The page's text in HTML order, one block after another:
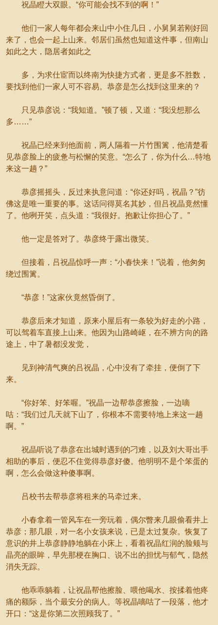
祝晶瞪大双眼。“你可能会找不到的啊！”
他们一家人每年都会来山中小住几日，小舅舅若刚好回
来了，也会一起上山来。邻居们虽然也知道这件事，但南山
如此之大，隐居者如此之
多，为求仕宦而以终南为快捷方式者，更是多不胜数，
要找到他们一家人可不容易。恭彦是怎么找到这里来的？
只见恭彦说：“我知道。”顿了顿，又道：“我没想那么
多……”
祝晶已经来到他面前，两人隔着一片竹围篱，他清楚看
见恭彦脸上的疲惫与松懈的笑意。“怎么了，你为什么…特地
来这一趟？”
恭彦摇摇头，反过来执意问道：“你还好吗，祝晶？”彷
佛这是唯一重要的事。这话问得莫名其妙，但吕祝晶竟然懂
了。他咧开笑，点头道：“我很好。抱歉让你担心了。”
他一定是答对了。恭彦终于露出微笑。
但接着，吕祝晶惊呼一声：“小春快来！”说着，他匆匆
绕过围篱。
“恭彦！”这家伙竟然昏倒了。
恭彦后来才知道，原来小屋后有一条较为好走的小路，
可以驾着车直接上山来。他因为山路崎岖，在不辨方向的路
途上，中了暑都没发觉，
见到神清气爽的吕祝晶，心中没有了牵挂，便倒了下
来。
“你好笨、好笨喔。”祝晶一边帮恭彦擦脸，一边嘀
咕：“我们过几天就下山了，你根本不需要特地上来这一趟
啊。”
祝晶听说了恭彦在出城时遇到的刁难，以及刘大哥出手
相助的事后，便忍不住觉得恭彦好傻。他明明不是个笨蛋的
啊，怎么会做这种傻事啊。
吕校书去帮恭彦将租来的马牵过来。
小春拿着一管风车在一旁玩着，偶尔瞥来几眼偷看井上
恭彦；那几眼，对一名小女孩来说，已是太过复杂。恢复了
意识的井上恭彦静静地躺在小床上，看着祝晶红润的脸颊与
晶亮的眼眸，早先那梗在胸口、说不出的担忧与郁气，隐然
消失无踪。
他乖乖躺着，让祝晶帮他擦脸、喂他喝水、按揉着他疼
痛的额际，当个最安分的病人。等祝晶嘀咕了一段落，他才
开口：“这是你第二次照顾我了。”